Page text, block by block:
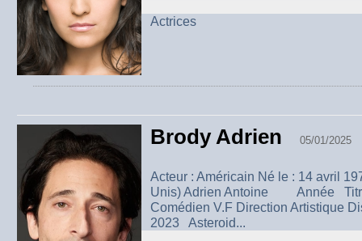
Actrices
Brody Adrien 05/01/2025
Acteur : Américain Né le : 14 avril
Unis) Adrien Antoine Année
Comédien V.F Direction Artistique
2023 Asteroid...